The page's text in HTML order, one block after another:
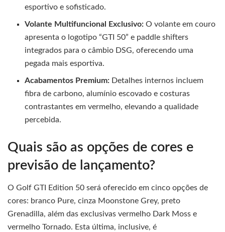
esportivo e sofisticado.
Volante Multifuncional Exclusivo: O volante em couro
apresenta o logotipo “GTI 50” e paddle shifters
integrados para o câmbio DSG, oferecendo uma
pegada mais esportiva.
Acabamentos Premium: Detalhes internos incluem
fibra de carbono, alumínio escovado e costuras
contrastantes em vermelho, elevando a qualidade
percebida.
Quais são as opções de cores e
previsão de lançamento?
O Golf GTI Edition 50 será oferecido em cinco opções de
cores: branco Pure, cinza Moonstone Grey, preto
Grenadilla, além das exclusivas vermelho Dark Moss e
vermelho Tornado. Esta última, inclusive, é